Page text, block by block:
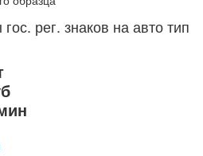
рег. знаков на авто тип